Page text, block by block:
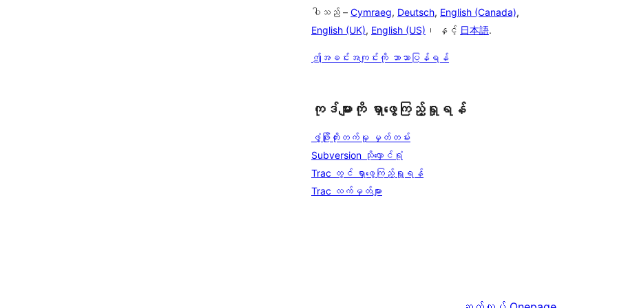
ပါသည် – Cymraeg, Deutsch, English (Canada),
English (UK), English (US) ၊ နှင့် 日本語.
ဤအခင်းအကျင်းကို ဘာသာပြန်ရန်
ကုဒ်များကို ရှာဖွေကြည့်ရှုရန်
ဖွံ့ဖြိုးတိုးတက်မှု မှတ်တမ်း
Subversion သိုလှောင်ရုံ
Trac တွင် ရှာဖွေကြည့်ရှုရန်
Trac လက်မှတ်များ